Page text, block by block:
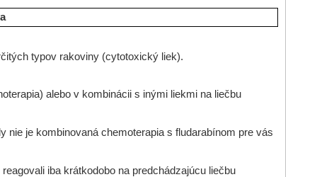
typov rakoviny (cytotoxický liek).
alebo v kombinácii s inými liekmi na liečbu
je kombinovaná chemoterapia s fludarabínom pre vás
iba krátkodobo na predchádzajúcu liečbu